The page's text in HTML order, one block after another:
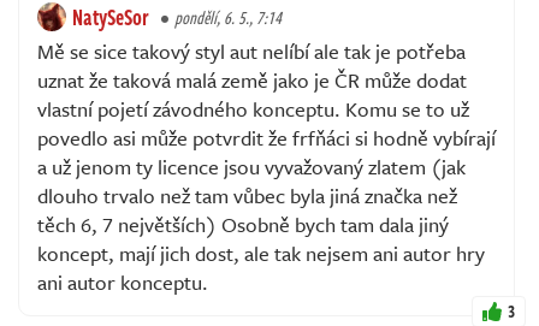
NatySeSor pondělí, 6. 5., 7:14
Mě se sice takový styl aut nelíbí ale tak je potřeba
uznat že taková malá země jako je ČR může dodat
vlastní pojetí závodného konceptu. Komu se to už
povedlo asi může potvrdit že frfňáci si hodně vybírají
a už jenom ty licence jsou vyvažovaný zlatem (jak
dlouho trvalo než tam vůbec byla jiná značka než
těch 6, 7 největších) Osobně bych tam dala jiný
koncept, mají jich dost, ale tak nejsem ani autor hry
ani autor konceptu.
3